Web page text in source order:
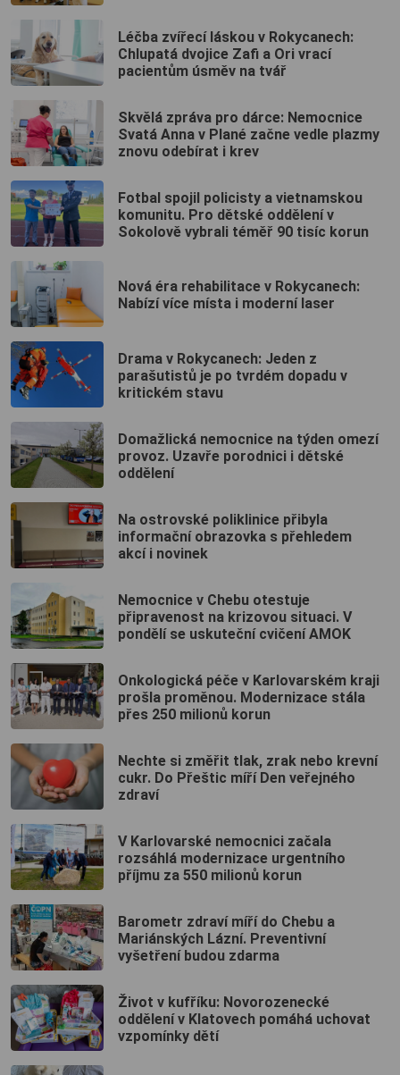
Léčba zvířecí láskou v Rokycanech:
Chlupatá dvojice Zafi a Ori vrací
pacientům úsměv na tvář
Skvělá zpráva pro dárce: Nemocnice
Svatá Anna v Plané začne vedle plazmy
znovu odebírat i krev
Fotbal spojil policisty a vietnamskou
komunitu. Pro dětské oddělení v
Sokolově vybrali téměř 90 tisíc korun
Nová éra rehabilitace v Rokycanech:
Nabízí více místa i moderní laser
Drama v Rokycanech: Jeden z
parašutistů je po tvrdém dopadu v
kritickém stavu
Domažlická nemocnice na týden omezí
provoz. Uzavře porodnici i dětské
oddělení
Na ostrovské poliklinice přibyla
informační obrazovka s přehledem
akcí i novinek
Nemocnice v Chebu otestuje
připravenost na krizovou situaci. V
pondělí se uskuteční cvičení AMOK
Onkologická péče v Karlovarském kraji
prošla proměnou. Modernizace stála
přes 250 milionů korun
Nechte si změřit tlak, zrak nebo krevní
cukr. Do Přeštic míří Den veřejného
zdraví
V Karlovarské nemocnici začala
rozsáhlá modernizace urgentního
příjmu za 550 milionů korun
Barometr zdraví míří do Chebu a
Mariánských Lázní. Preventivní
vyšetření budou zdarma
Život v kufříku: Novorozenecké
oddělení v Klatovech pomáhá uchovat
vzpomínky dětí